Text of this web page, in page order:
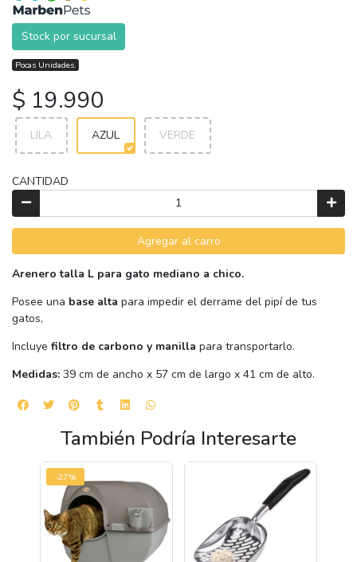
Stock por sucursal
Pocas Unidades.
$ 19.990
LILA AZUL VERDE
CANTIDAD
Agregar al carro
Arenero talla L para gato mediano a chico.
Posee una base alta para impedir el derrame del pipí de tus
gatos,
Incluye filtro de carbono y manilla para transportarlo.
Medidas: 39 cm de ancho x 57 cm de largo x 41 cm de alto.
También Podría Interesarte
-27%